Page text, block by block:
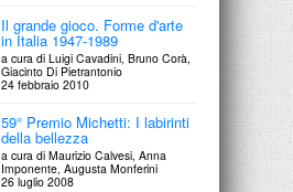
Il grande gioco. Forme d'arte
in Italia 1947-1989
a cura di Luigi Cavadini, Bruno Corà,
Giacinto Di Pietrantonio
24 febbraio 2010
59° Premio Michetti: I labirinti
della bellezza
a cura di Maurizio Calvesi, Anna
Imponente, Augusta Monferini
26 luglio 2008